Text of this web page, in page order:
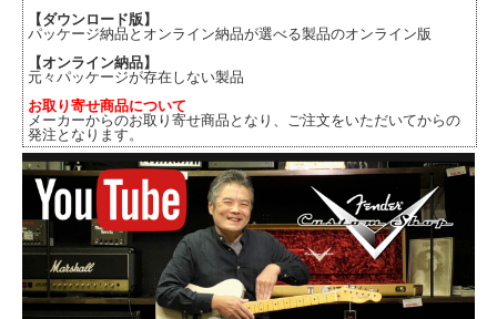
【ダウンロード版】
パッケージ納品とオンライン納品が選べる製品のオンライン版
【オンライン納品】
元々パッケージが存在しない製品
お取り寄せ商品について
メーカーからのお取り寄せ商品となり、ご注文をいただいてからの
発注となります。